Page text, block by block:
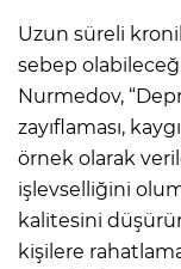
Uzun süreli
sebep olabileceği
Nurmedov,
zayıflaması,
örnek olarak
işlevselliğini
kalitesini
kişilere